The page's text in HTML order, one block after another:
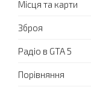
Місця та карти
Зброя
Радіо в GTA 5
Порівняння